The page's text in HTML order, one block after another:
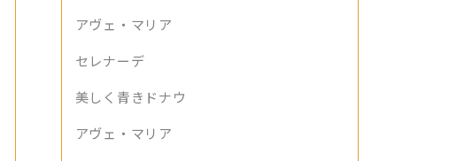
アヴェ・マリア
セレナーデ
美しく青きドナウ
アヴェ・マリア